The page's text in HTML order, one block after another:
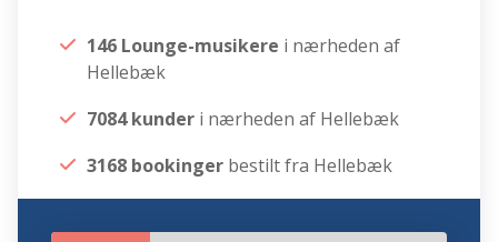
146 Lounge-musikere i nærheden af
Hellebæk
7084 kunder i nærheden af Hellebæk
3168 bookinger bestilt fra Hellebæk